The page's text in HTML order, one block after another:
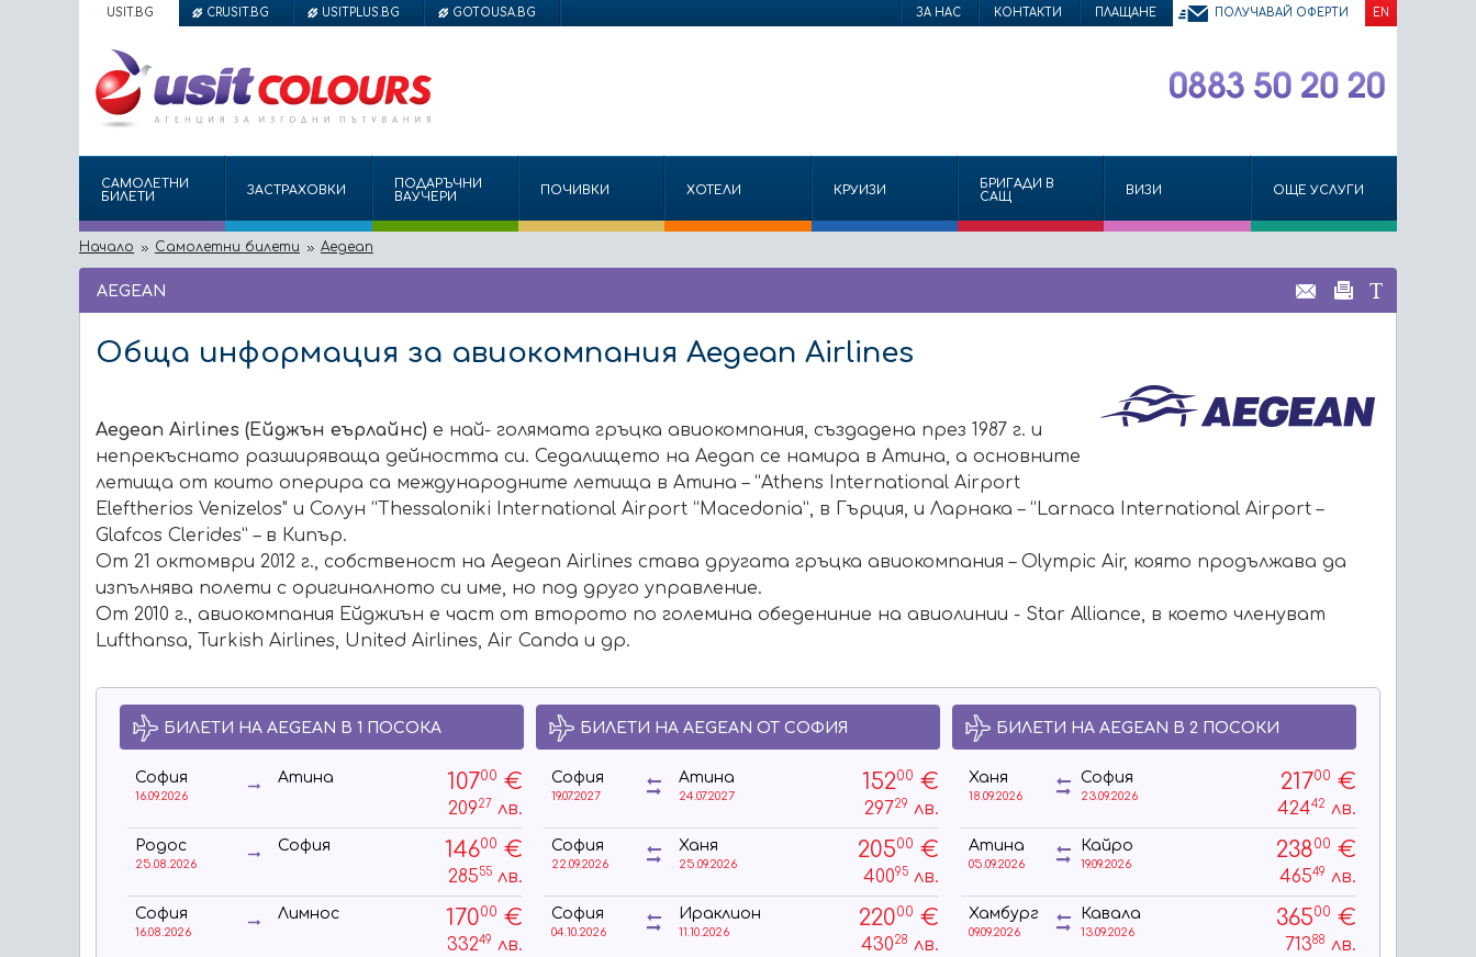
USIT.BG CRUSIT.BG USITPLUS.BG GOTOUSA.BG ЗА НАС КОНТАКТИ ПЛАЩАНЕ ПОЛУЧАВАЙ ОФЕРТИ EN
САМОЛЕТНИ
БИЛЕТИ
ЗАСТРАХОВКИ
ПОДАРЪЧНИ
ВАУЧЕРИ
ПОЧИВКИ ХОТЕЛИ КРУИЗИ
БРИГАДИ В
САЩ
ВИЗИ ОЩЕ УСЛУГИ
Начало Самолетни билети Aegean
AEGEAN
Обща информация за авиокомпания Aegean Airlines
Aegean Airlines (Ейджън еърлайнс) е най- голямата гръцка авиокомпания, създадена през 1987 г. и
непрекъснато разширяваща дейността си. Седалището на Aegan се намира в Атина, а основните
летища от които оперира са международните летища в Атина – “Athens International Airport
Eleftherios Venizelos" и Солун “Thessaloniki International Airport “Macedonia”, в Гърция, и Ларнака – “Larnaca International Airport –
Glafcos Clerides” – в Кипър.
От 21 октомври 2012 г., собственост на Aegean Airlines става другата гръцка авиокомпания – Olympic Air, която продължава да
изпълнява полети с оригиналното си име, но под друго управление.
От 2010 г., авиокомпания Ейджиън е част от второто по големина обедениние на авиолинии - Star Alliance, в което членуват
Lufthansa, Turkish Airlines, United Airlines, Air Canda и др.
БИЛЕТИ НА AEGEAN В 1 ПОСОКА
София
16.09.2026
Атина 10700 €
20927 лв.
Родос
25.08.2026
София 14600 €
28555 лв.
София
16.08.2026
Лимнос 17000 €
33249 лв.
БИЛЕТИ НА AEGEAN ОТ СОФИЯ
София
19.07.2027
Атина
24.07.2027
15200 €
29729 лв.
София
22.09.2026
Ханя
25.09.2026
20500 €
40095 лв.
София
04.10.2026
Ираклион
11.10.2026
22000 €
43028 лв.
БИЛЕТИ НА AEGEAN В 2 ПОСОКИ
Ханя
18.09.2026
София
23.09.2026
21700 €
42442 лв.
Атина
05.09.2026
Кайро
19.09.2026
23800 €
46549 лв.
Хамбург
09.09.2026
Кавала
13.09.2026
36500 €
71388 лв.